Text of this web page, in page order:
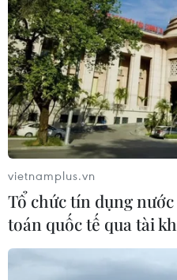
vietnamplus.vn
Tổ chức tín dụng
toán quốc tế qua tài